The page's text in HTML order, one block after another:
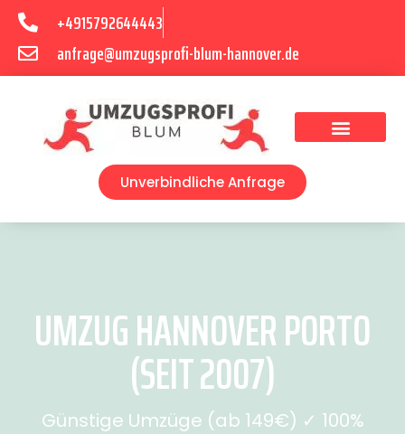
+4915792644443
anfrage@umzugsprofi-blum-hannover.de
Unverbindliche Anfrage
UMZUG HANNOVER PORTO
(SEIT 2007)
Günstige Umzüge (ab 149€) ✓ 100%